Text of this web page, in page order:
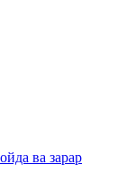
ва зарар